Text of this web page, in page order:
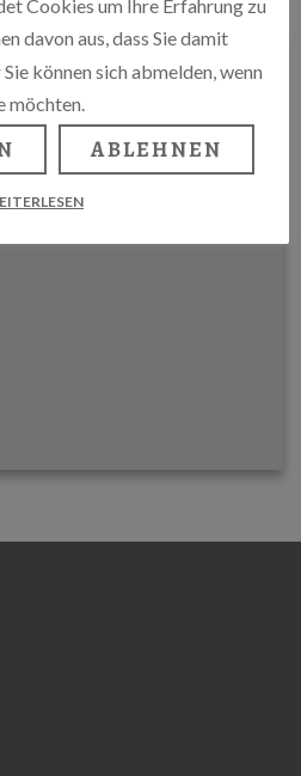
Cookies um Ihre Erfahrung zu
davon aus, dass Sie damit
können sich abmelden, wenn
möchten.
ABLEHNEN